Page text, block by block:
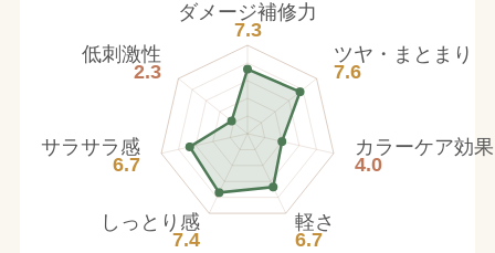
ダメージ補修力
7.3
ツヤ・まとまり
7.6
カラーケア効果
4.0
軽さ
6.7
しっとり感
7.4
サラサラ感
6.7
低刺激性
2.3